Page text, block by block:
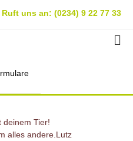
Ruft uns an: (0234) 9 22 77 33
deinem Tier!
alles andere. Lutz